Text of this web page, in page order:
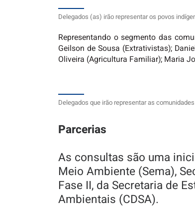
Delegados (as) irão representar os povos
Representando o segmento das
Geilson de Sousa (Extrativistas);
Oliveira (Agricultura Familiar); Maria
Delegados que irão representar as
Parcerias
As consultas são uma
Meio Ambiente (Sema),
Fase II, da Secretaria de
Ambientais (CDSA).